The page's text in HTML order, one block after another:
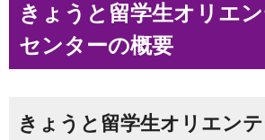
きょうと留学生オリエ
センターの概要
きょうと留学生オリエン